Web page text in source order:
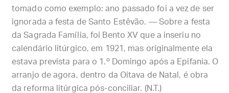
tomado como exemplo: ano passado foi a vez de ser
ignorada a festa de Santo Estêvão. — Sobre a festa
da Sagrada Família, foi Bento XV que a inseriu no
calendário litúrgico, em 1921, mas originalmente ela
estava prevista para o 1.º Domingo após a Epifania. O
arranjo de agora, dentro da Oitava de Natal, é obra
da reforma litúrgica pós-conciliar. (N.T.)